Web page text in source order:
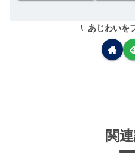
あじわいを
関